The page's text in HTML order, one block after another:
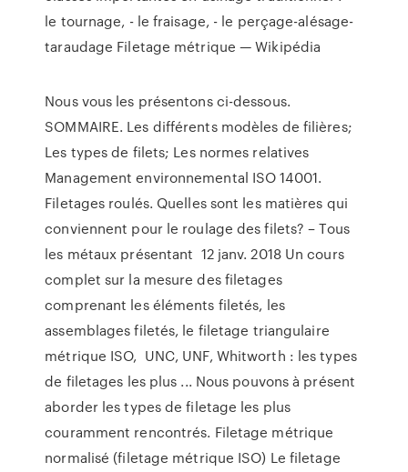
le tournage, - le fraisage, - le perçage-alésage-
taraudage Filetage métrique — Wikipédia
Nous vous les présentons ci-dessous.
SOMMAIRE. Les différents modèles de filières;
Les types de filets; Les normes relatives
Management environnemental ISO 14001.
Filetages roulés. Quelles sont les matières qui
conviennent pour le roulage des filets? – Tous
les métaux présentant 12 janv. 2018 Un cours
complet sur la mesure des filetages
comprenant les éléments filetés, les
assemblages filetés, le filetage triangulaire
métrique ISO, UNC, UNF, Whitworth : les types
de filetages les plus ... Nous pouvons à présent
aborder les types de filetage les plus
couramment rencontrés. Filetage métrique
normalisé (filetage métrique ISO) Le filetage